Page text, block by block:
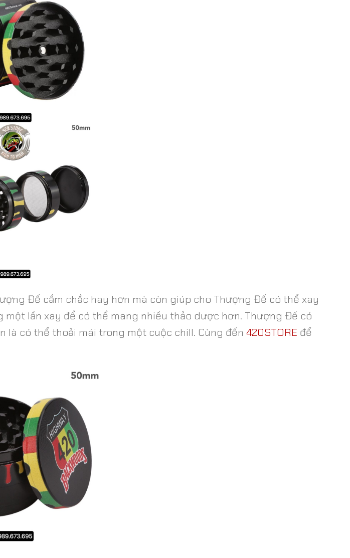
Đế cầm chắc hay hơn mà còn giúp cho Thượng Đế có thể xay
lần xay để có thể mang nhiều thảo dược hơn. Thượng Đế có
là có thể thoải mái trong một cuộc chill. Cùng đến 420STORE để